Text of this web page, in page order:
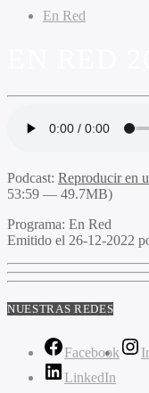
En Red
Podcast: Reproducir en
53:59 — 49.7MB)
Programa: En Red
Emitido el 26-12-2022
NUESTRAS REDES
Facebook
LinkedIn